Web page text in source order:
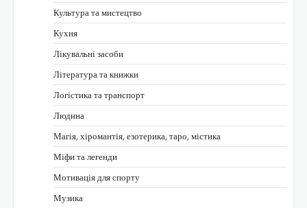
Культура та мистецтво
Кухня
Лікувальні засоби
Література та книжки
Логістика та транспорт
Людина
Магія, хіромантія, езотерика, таро, містика
Міфи та легенди
Мотивація для спорту
Музика